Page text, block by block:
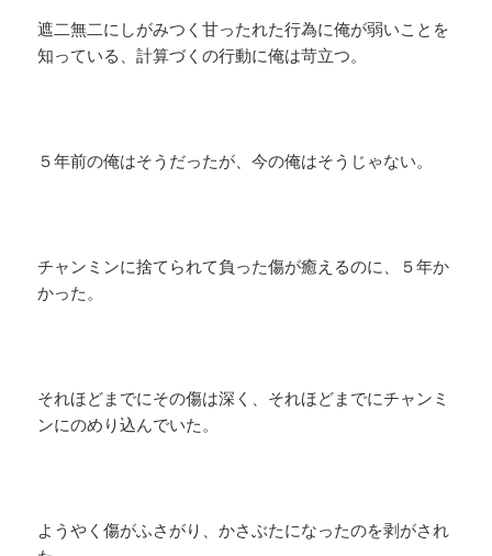
遮二無二にしがみつく甘ったれた行為に俺が弱いことを
知っている、計算づくの行動に俺は苛立つ。
５年前の俺はそうだったが、今の俺はそうじゃない。
チャンミンに捨てられて負った傷が癒えるのに、５年か
かった。
それほどまでにその傷は深く、それほどまでにチャンミ
ンにのめり込んでいた。
ようやく傷がふさがり、かさぶたになったのを剥がされ